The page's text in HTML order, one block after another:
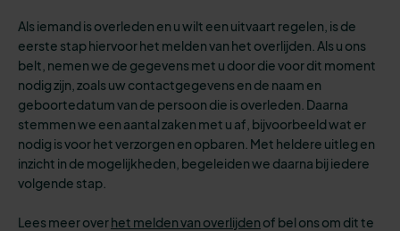
Als iemand is overleden en u wilt een uitvaart regelen, is de
eerste staphiervoor het melden van het overlijden. Als u ons
belt, nemen we de gegevens met u door die voor dit moment
nodig zijn, zoals uw contactgegevens en de naam en
geboortedatum van de persoon die is overleden. Daarna
stemmen we een aantal zaken met u af, bijvoorbeeld wat er
nodig is voor het verzorgen en opbaren. Met heldere uitleg en
inzicht in de mogelijkheden, begeleiden we daarna bij iedere
volgende stap.
Lees meer overhet melden van overlijden of bel ons om dit te